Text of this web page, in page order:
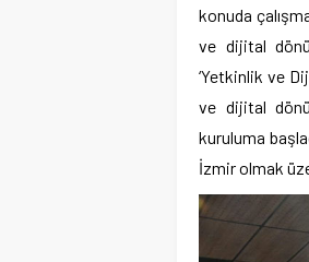
konuda
ve dijital
‘Yetkinlik ve
ve dijital
kuruluma
İzmir olmak